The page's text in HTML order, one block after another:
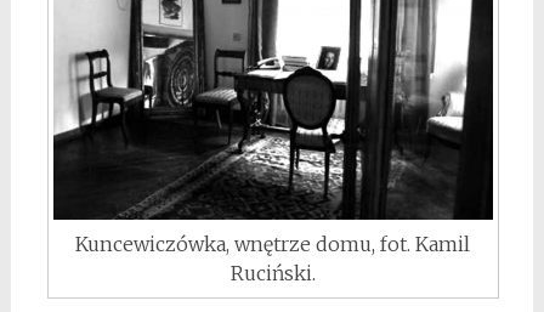
Kuncewiczówka, wnętrze domu, fot. Kamil
Ruciński.